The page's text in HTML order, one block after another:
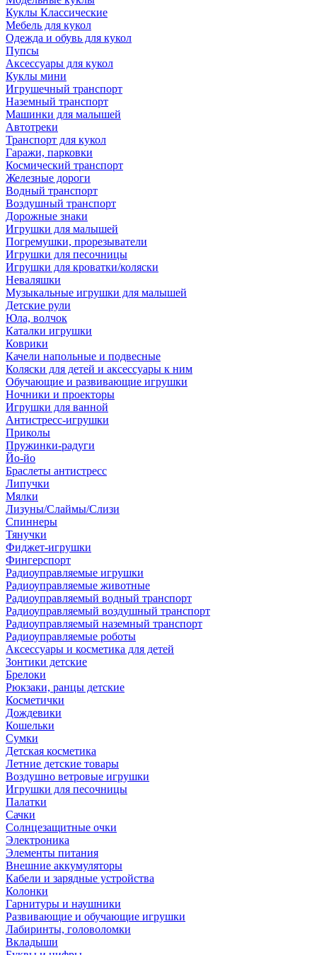
Куклы Классические
Мебель для кукол
Одежда и обувь для кукол
Пупсы
Аксессуары для кукол
Куклы мини
Игрушечный транспорт
Наземный транспорт
Машинки для малышей
Автотреки
Транспорт для кукол
Гаражи, парковки
Космический транспорт
Железные дороги
Водный транспорт
Воздушный транспорт
Дорожные знаки
Игрушки для малышей
Погремушки, прорезыватели
Игрушки для песочницы
Игрушки для кроватки/коляски
Неваляшки
Музыкальные игрушки для малышей
Детские рули
Юла, волчок
Каталки игрушки
Коврики
Качели напольные и подвесные
Коляски для детей и аксессуары к ним
Обучающие и развивающие игрушки
Ночники и проекторы
Игрушки для ванной
Антистресс-игрушки
Приколы
Пружинки-радуги
Йо-йо
Браслеты антистресс
Липучки
Мялки
Лизуны/Слаймы/Слизи
Спиннеры
Тянучки
Фиджет-игрушки
Фингерспорт
Радиоуправляемые игрушки
Радиоуправляемые животные
Радиоуправляемый водный транспорт
Радиоуправляемый воздушный транспорт
Радиоуправляемый наземный транспорт
Радиоуправляемые роботы
Аксессуары и косметика для детей
Зонтики детские
Брелоки
Рюкзаки, ранцы детские
Косметички
Дождевики
Кошельки
Сумки
Детская косметика
Летние детские товары
Воздушно ветровые игрушки
Игрушки для песочницы
Палатки
Сачки
Солнцезащитные очки
Электроника
Элементы питания
Внешние аккумуляторы
Кабели и зарядные устройства
Колонки
Гарнитуры и наушники
Развивающие и обучающие игрушки
Лабиринты, головоломки
Вкладыши